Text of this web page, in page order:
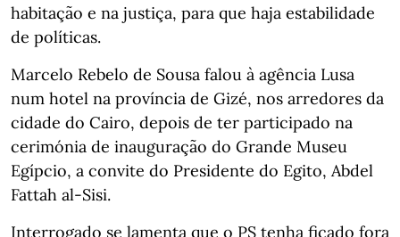
habitação e na justiça, para que haja estabilidade
de políticas.
Marcelo Rebelo de Sousa falou à agência Lusa
num hotel na província de Gizé, nos arredores da
cidade do Cairo, depois de ter participado na
cerimónia de inauguração do Grande Museu
Egípcio, a convite do Presidente do Egito, Abdel
Fattah al-Sisi.
Interrogado se lamenta que o PS tenha ficado fora